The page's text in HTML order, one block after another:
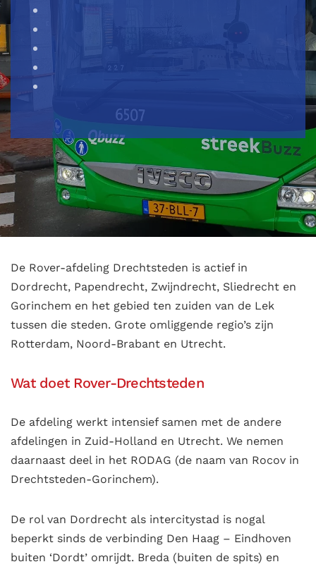
De Rover-afdeling Drechtsteden is actief in
Dordrecht, Papendrecht, Zwijndrecht, Sliedrecht en
Gorinchem en het gebied ten zuiden van de Lek
tussen die steden. Grote omliggende regio’s zijn
Rotterdam, Noord-Brabant en Utrecht.
Wat doet Rover-Drechtsteden
De afdeling werkt intensief samen met de andere
afdelingen in Zuid-Holland en Utrecht. We nemen
daarnaast deel in het RODAG (de naam van Rocov in
Drechtsteden-Gorinchem).
De rol van Dordrecht als intercitystad is nogal
beperkt sinds de verbinding Den Haag – Eindhoven
buiten ‘Dordt’ omrijdt. Breda (buiten de spits) en